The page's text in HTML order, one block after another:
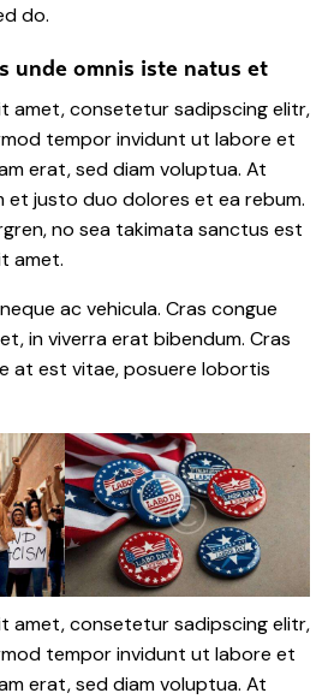
do.
unde omnis iste natus et
amet, consetetur sadipscing elitr,
tempor invidunt ut labore et
erat, sed diam voluptua. At
et justo duo dolores et ea rebum.
no sea takimata sanctus est
amet.
ac vehicula. Cras congue
in viverra erat bibendum. Cras
at est vitae, posuere lobortis
amet, consetetur sadipscing elitr,
tempor invidunt ut labore et
erat, sed diam voluptua. At